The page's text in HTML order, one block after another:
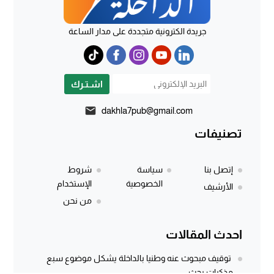
جريدة الكترونية متجددة على مدار الساعة
اشـتـرك
dakhla7pub@gmail.com
تصنيفات
إتصل بنا
الأرشيف
سياسة
الخصوصية
شروط
الإستخدام
من نحن
احدث المقالات
توقيف مبحوث عنه وطنيا بالداخلة يشكل موضوع سبع